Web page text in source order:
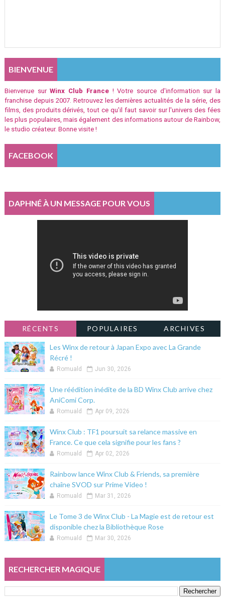
BIENVENUE
Bienvenue surWinx Club France! Votre source d'information sur la
franchise depuis 2007. Retrouvez les dernières actualités de la série, des
films, des produits dérivés, tout ce qu'il faut savoir sur l'univers des fées
les plus populaires, mais également des informations autour de Rainbow,
le studio créateur. Bonne visite !
FACEBOOK
DAPHNÉ À UN MESSAGE POUR VOUS
RÉCENTS POPULAIRES ARCHIVES
Les Winx de retour à Japan Expo avec La Grande
Récré !
Romuald Jun 30, 2026
Une réédition inédite de la BD Winx Club arrive chez
AniComi Corp.
Romuald Apr 09, 2026
Winx Club : TF1 poursuit sa relance massive en
France. Ce que cela signifie pour les fans ?
Romuald Apr 02, 2026
Rainbow lance Winx Club & Friends, sa première
chaîne SVOD sur Prime Video !
Romuald Mar 31, 2026
Le Tome 3 de Winx Club - La Magie est de retour est
disponible chez la Bibliothèque Rose
Romuald Mar 30, 2026
RECHERCHER MAGIQUE